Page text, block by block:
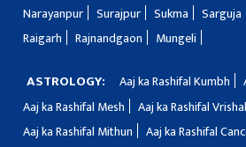
Narayanpur
Surajpur Sukma Sarguja
Raigarh
Rajnandgaon Mungeli
ASTROLOGY: Aaj ka Rashifal Kumbh
Aaj ka Rashifal Mesh
Aaj ka Rashifal
Aaj ka Rashifal Mithun
Aaj ka Rashifal